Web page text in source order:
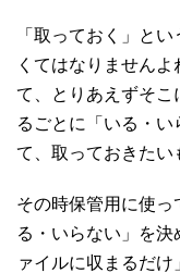
「取っておく」と
くてはなりません
て、とりあえずそこ
るごとに「いる・
て、取っておきたい
その時保管用に使
る・いらない」を
ァイルに収まるだ